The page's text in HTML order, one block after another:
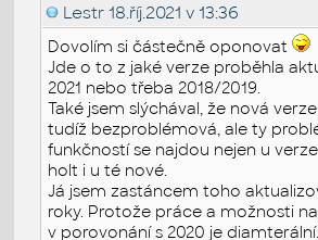
Lestr 18.říj.2021 v 13:36
Dovolím si částečně oponovat
Jde o to z jaké verze proběhla
2021 nebo třeba 2018/2019.
Také jsem slýchával, že nová
tudíž bezproblémová, ale ty
funkčností se najdou nejen u
holt i u té nové.
Já jsem zastáncem toho
roky. Protože práce a možnosti
v porovonání s 2020 je diamterální.